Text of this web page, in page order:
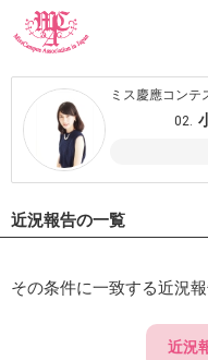
ミス慶應コンテ
02.
近況報告の一覧
その条件に一致する近況
近況